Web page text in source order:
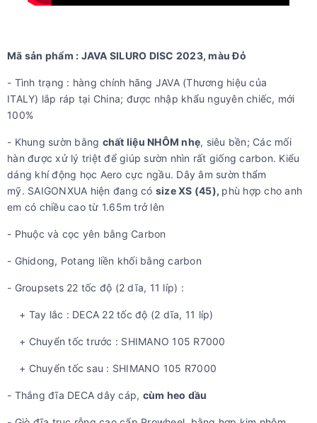
Mã sản phẩm : JAVA SILURO DISC 2023, màu Đỏ
- Tình trạng : hàng chính hãng JAVA (Thương hiệu của
ITALY) lắp ráp tại China; được nhập khẩu nguyên chiếc, mới
100%
- Khung sườn bằng chất liệu NHÔM nhẹ, siêu bền; Các mối
hàn được xử lý triệt để giúp sườn nhìn rất giống carbon. Kiểu
dáng khí động học Aero cực ngầu. Dây âm sườn thẩm
mỹ. SAIGONXUA hiện đang có size XS (45), phù hợp cho anh
em có chiều cao từ 1.65m trở lên
- Phuộc và cọc yên bằng Carbon
- Ghidong, Potang liền khối bằng carbon
- Groupsets 22 tốc độ (2 dĩa, 11 líp) :
+ Tay lắc : DECA 22 tốc độ (2 dĩa, 11 líp)
+ Chuyển tốc trước : SHIMANO 105 R7000
+ Chuyển tốc sau : SHIMANO 105 R7000
- Thắng đĩa DECA dây cáp, cùm heo dầu